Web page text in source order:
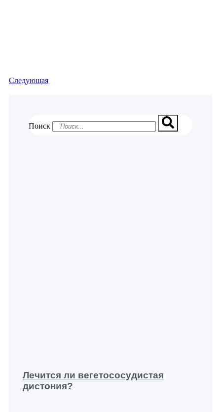
Следующая
Поиск
Лечится ли вегетососудистая
дистония?